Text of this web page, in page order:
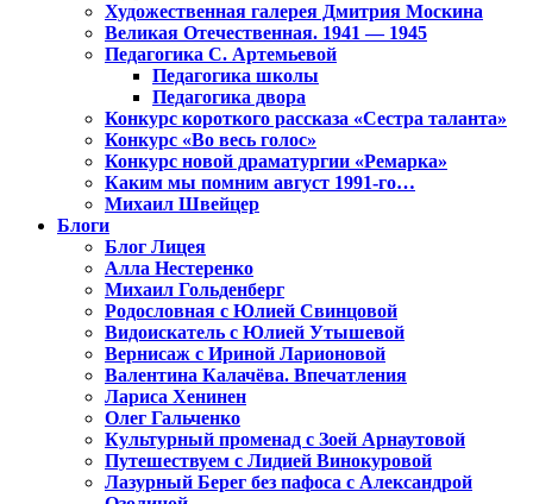
Художественная галерея Дмитрия Москина
Великая Отечественная. 1941 — 1945
Педагогика С. Артемьевой
Педагогика школы
Педагогика двора
Конкурс короткого рассказа «Сестра таланта»
Конкурс «Во весь голос»
Конкурс новой драматургии «Ремарка»
Каким мы помним август 1991-го…
Михаил Швейцер
Блоги
Блог Лицея
Алла Нестеренко
Михаил Гольденберг
Родословная с Юлией Свинцовой
Видоискатель с Юлией Утышевой
Вернисаж с Ириной Ларионовой
Валентина Калачёва. Впечатления
Лариса Хенинен
Олег Гальченко
Культурный променад с Зоей Арнаутовой
Путешествуем с Лидией Винокуровой
Лазурный Берег без пафоса с Александрой